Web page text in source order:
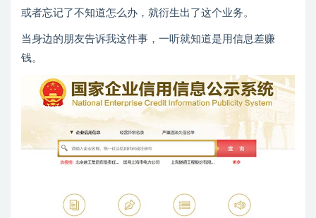
或者忘记了不知道怎么办，就衍生出了这个业务。
当身边的朋友告诉我这件事，一听就知道是用信息差赚
钱。